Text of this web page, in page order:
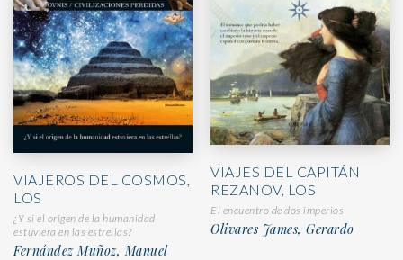
VIAJEROS DEL COSMOS,
LOS
¿Y si el origen de la humanidad
estuviera en las estrellas?
Fernández Muñoz, Manuel
VIAJES DEL CAPITÁN
REZANOV, LOS
El encuentro de dos imperios
Olivares James, Gerardo